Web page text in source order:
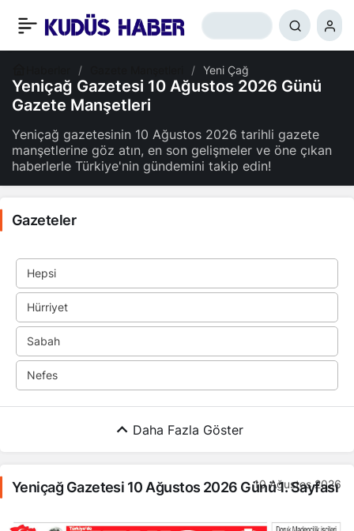
Yeni Çağ
Yeniçağ Gazetesi 10 Ağustos 2026 Günü
Gazete Manşetleri
Yeniçağ gazetesinin 10 Ağustos 2026 tarihli gazete
manşetlerine göz atın, en son gelişmeler ve öne çıkan
haberlerle Türkiye'nin gündemini takip edin!
Gazeteler
Hepsi
Hürriyet
Sabah
Nefes
Daha Fazla Göster
Yeniçağ Gazetesi 10 Ağustos 2026 Günü 1. Sayfası
10 Ağustos 2026